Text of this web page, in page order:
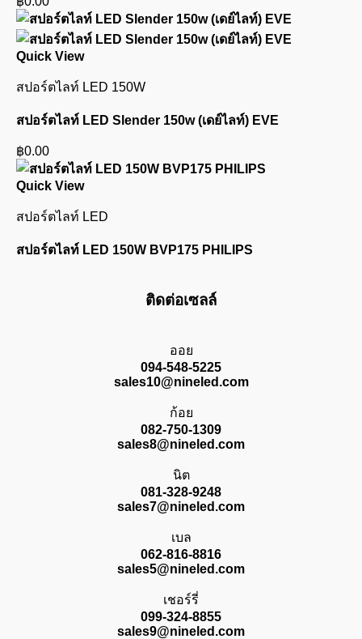
Quick View
สปอร์ตไลท์ LED 150W
สปอร์ตไลท์ LED Slender 150w (เดย์ไลท์) EVE
฿0.00
Quick View
สปอร์ตไลท์ LED
สปอร์ตไลท์ LED 150W BVP175 PHILIPS
ติดต่อเซลล์
ออย
094-548-5225
sales10@nineled.com
ก้อย
082-750-1309
sales8@nineled.com
นิต
081-328-9248
sales7@nineled.com
เบล
062-816-8816
sales5@nineled.com
เชอร์รี่
099-324-8855
sales9@nineled.com